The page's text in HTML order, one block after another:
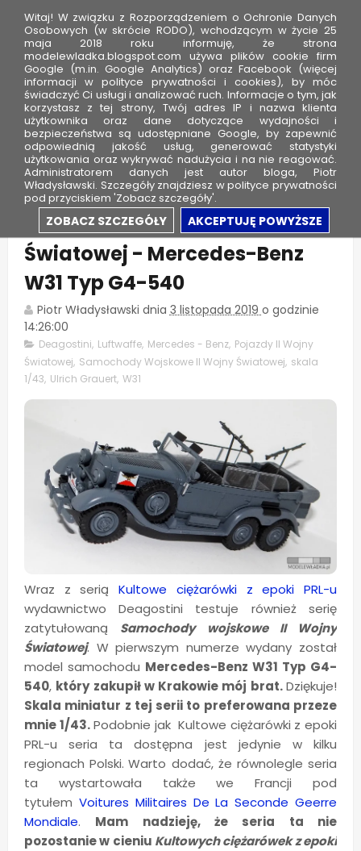
a
Samochody wojskowe II Wojny
Światowej - Mercedes-Benz
W31 Typ G4-540
Piotr Władysławski dnia 3 listopada 2019 o godzinie
14:26:00
Deagostini, Luftwaffe, Mercedes - Benz, Pojazdy II Wojny
Światowej, Samochody Wojskowe II Wojny Światowej, skala
1/43, Ulrich Grauert, W31
Wraz z seriąKultowe ciężarówki z epoki PRL-u
wydawnictwo Deagostini testuje również serię
zatytułowaną Samochody wojskowe II Wojny
Światowej. W pierwszym numerze wydany został
model samochodu Mercedes-Benz W31 Typ G4-
540, który zakupił w Krakowie mój brat.Dziękuje!
Skala miniatur z tej serii to preferowana przeze
mnie 1/43.Podobnie jak Kultowe ciężarówki z epoki
PRL-u seria ta dostępna jest jedynie w kilku
regionach Polski. Warto dodać, że równolegle seria
ta wystartowała także we Francji pod
tytułem Voitures Militaires De La Seconde Geerre
Mondiale. Mam nadzieję, że seria ta nie
pozostanie w cieniu Kultowych ciężarówek z epoki
Witaj! W związku z Rozporządzeniem o Ochronie Danych
Osobowych (w skrócie RODO), wchodzącym w życie 25
maja 2018 roku informuję, że strona
modelewladka.blogspot.com używa plików cookie firm
Google (m.in. Google Analytics) oraz Facebook (więcej
informacji w polityce prywatności i cookies), by móc
świadczyć Ci usługi i analizować ruch. Informacje o tym, jak
korzystasz z tej strony, Twój adres IP i nazwa klienta
użytkownika oraz dane dotyczące wydajności i
bezpieczeństwa są udostępniane Google, by zapewnić
odpowiednią jakość usług, generować statystyki
użytkowania oraz wykrywać nadużycia i na nie reagować.
Administratorem danych jest autor bloga, Piotr
Władysławski. Szczegóły znajdziesz w polityce prywatności
pod przyciskiem 'Zobacz szczegóły'.
ZOBACZ SZCZEGÓŁY AKCEPTUJĘ POWYŻSZE